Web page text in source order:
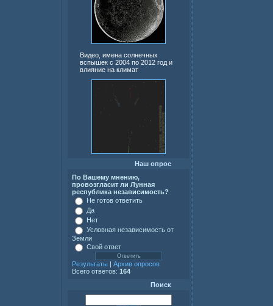
Видео, имена солнечных
вспышек с 2004 по 2012 год и
влияние на климат
Наш опрос
По Вашему мнению,
провозгласит ли Лунная
республика независимость?
Не готов ответить
Да
Нет
Условная независимость от
Земли
Свой ответ
Результаты | Архив опросов
Всего ответов: 164
Поиск